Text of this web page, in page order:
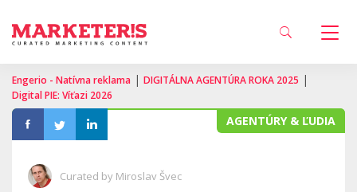
Engerio - Natívna reklama | DIGITÁLNA AGENTÚRA ROKA 2025 |
Digital PIE: Víťazi 2026
AGENTÚRY & ĽUDIA
Curated by Miroslav Švec